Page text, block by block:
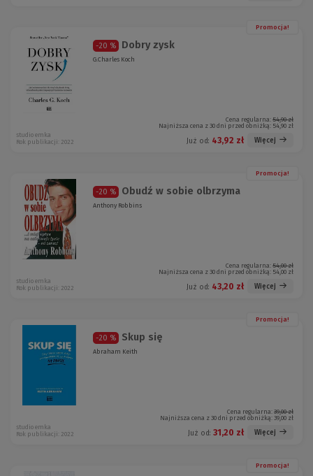
Promocja!
-20 % Dobry zysk
G.Charles Koch
Cena regularna: 54,90 zł
Najniższa cena z 30 dni przed obniżką: 54,90 zł
Już od: 43,92 zł Więcej
studio emka
Rok publikacji: 2022
Promocja!
-20 % Obudź w sobie olbrzyma
Anthony Robbins
Cena regularna: 54,00 zł
Najniższa cena z 30 dni przed obniżką: 54,00 zł
Już od: 43,20 zł Więcej
studio emka
Rok publikacji: 2022
Promocja!
-20 % Skup się
Abraham Keith
Cena regularna: 39,00 zł
Najniższa cena z 30 dni przed obniżką: 39,00 zł
Już od: 31,20 zł Więcej
studio emka
Rok publikacji: 2022
Promocja!